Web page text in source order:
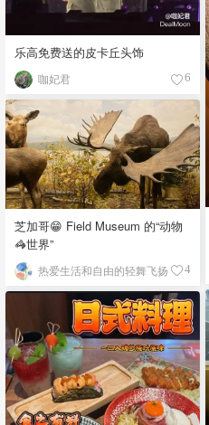
乐高免费送的皮卡丘头饰
咖妃君 6
芝加哥😁 Field Museum 的“动物
🦓世界”
热爱生活和自由的轻舞飞扬 4